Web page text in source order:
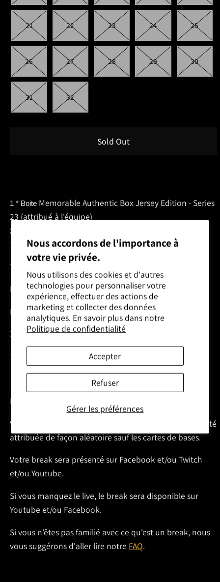
Nous accordons de l'importance à
votre vie privée.
Nous utilisons des cookies et d'autres
technologies pour personnaliser votre
expérience, effectuer des actions de
marketing et collecter des données
analytiques. En savoir plus dans notre
Politique de confidentialité
Gérer les préférences
Accepter
Refuser
21 22 23 24 25
26 27 28 29 30
31 32
Sold Out
1 * Boite Memorable Authentic Box Jersey Edition - Series
23 (attribué à l'équipe)
2 * Boite
1 * Boite2022-2023 Upper Deck Stature Hockey Hobby
*****************************
Date du BR3AK ; Annoncée lorsque plein
BREAKER: Max Breaker
32 spots disponibles pour un team random
*****************************
Random team break
Vous recevrez toutes les cartes de l'équipe qui vous a été
attribuée de façon aléatoire sauf les cartes de bases.
Votre break sera présenté sur Facebook et/ou Twitch
et/ou Youtube.
Si vous manquez le live, le break sera disponible sur
Youtube et/ou Facebook.
Si vous n'êtes pas familié avec ce qu'est un break, nous
vous suggérons d'aller lire notre FAQ.